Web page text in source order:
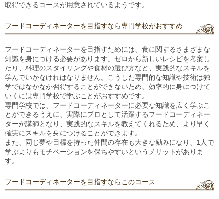
取得できるコースが用意されているようです。
フードコーディネーターを目指すなら専門学校がおすすめ
フードコーディネーターを目指すためには、食に関するさまざまな
知識を身につける必要があります。ゼロから新しいレシピを考案し
たり、料理のスタイリングや食材の選び方など、実践的なスキルを
学んでいかなければなりません。こうした専門的な知識や技術は独
学ではなかなか習得することができないため、効率的に身につけて
いくには専門学校で学ぶことがおすすめです。
専門学校では、フードコーディネーターに必要な知識を広く学ぶこ
とができるうえに、実際にプロとして活躍するフードコーディネー
ターが講師となり、実践的なスキルを教えてくれるため、より早く
確実にスキルを身につけることができます。
また、同じ夢や目標を持った仲間の存在も大きな励みになり、1人で
学ぶよりもモチベーションを保ちやすいというメリットがありま
す。
フードコーディネーターを目指すならこのコース